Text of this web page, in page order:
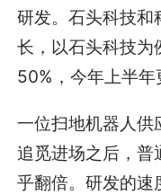
研发。石头科技和
长，以石头科技
50%，今年上半年
一位扫地机器人供
追觅进场之后，普
乎翻倍。研发的速